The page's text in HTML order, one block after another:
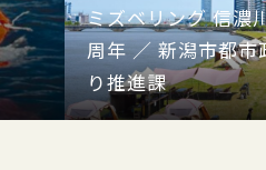
ミズベリング 信濃
周年 ／ 新潟市都市
り推進課